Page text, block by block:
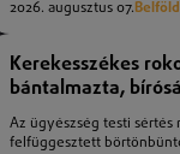
2026. augusztus 07.Belföld
Kerekesszékes
bántalmazta,
férfi
Az ügyészség testi sértés
felfüggesztett